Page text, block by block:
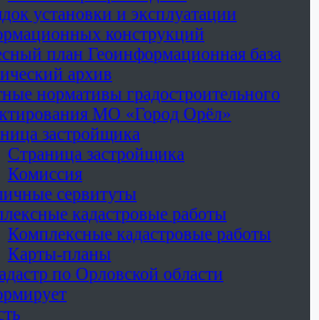
установки и эксплуатации
конструкций
план Геоинформационная база
архив
нормативы градостроительного
МО «Город Орёл»
застройщика
Страница застройщика
Комиссия
сервитуты
кадастровые работы
Комплексные кадастровые работы
Карты-планы
по Орловской области